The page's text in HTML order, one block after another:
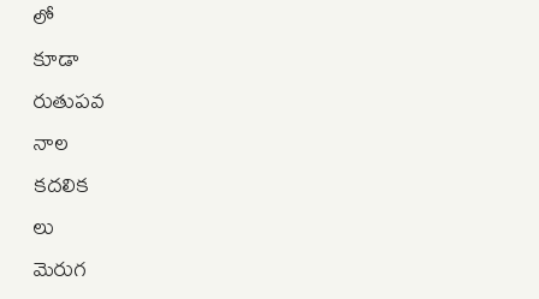
లో
కూడా
రుతుపవ
నాల
కదలిక
లు
మెరుగ